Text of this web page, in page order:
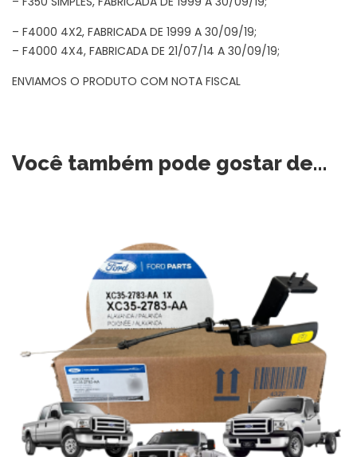
– F4000 4X2, FABRICADA DE 1999 A 30/09/19;
– F4000 4X4, FABRICADA DE 21/07/14 A 30/09/19;
ENVIAMOS O PRODUTO COM NOTA FISCAL
Você também pode gostar de…